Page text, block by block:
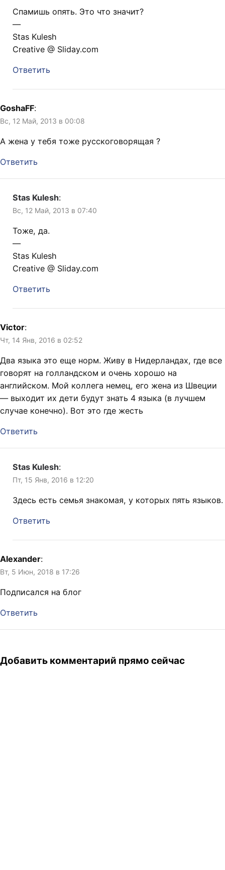
Спамишь опять. Это что значит?
—
Stas Kulesh
Creative @ Sliday.com
Ответить
GoshaFF:
Вс, 12 Май, 2013 в 00:08
А жена у тебя тоже русскоговорящая ?
Ответить
Stas Kulesh:
Вс, 12 Май, 2013 в 07:40
Тоже, да.
—
Stas Kulesh
Creative @ Sliday.com
Ответить
Victor:
Чт, 14 Янв, 2016 в 02:52
Два языка это еще норм. Живу в Нидерландах, где все
говорят на голландском и очень хорошо на
английском. Мой коллега немец, его жена из Швеции
— выходит их дети будут знать 4 языка (в лучшем
случае конечно). Вот это где жесть
Ответить
Stas Kulesh:
Пт, 15 Янв, 2016 в 12:20
Здесь есть семья знакомая, у которых пять языков.
Ответить
Alexander:
Вт, 5 Июн, 2018 в 17:26
Подписался на блог
Ответить
Добавить комментарий прямо сейчас